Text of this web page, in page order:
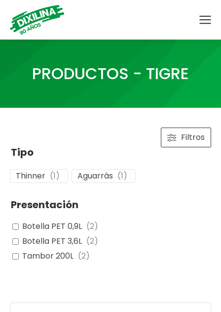
PRODUCTOS - TIGRE
Filtros
Tipo
Thinner (1) Aguarrás (1)
Presentación
Botella PET 0,9L (2)
Botella PET 3,6L (2)
Tambor 200L (2)